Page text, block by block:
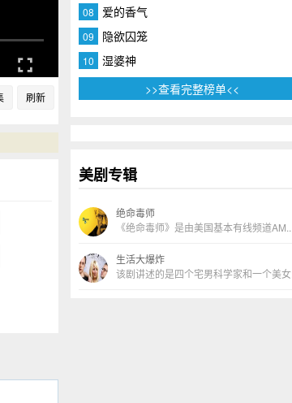
刷新
08 爱的香气
09 隐欲囚笼
10
湿婆神
>>查看完整榜单<<
美剧专辑
绝命毒师
《绝命毒师》是由美国基本有线频道AM..
生活大爆炸
该剧讲述的是四个宅男科学家和一个美女..